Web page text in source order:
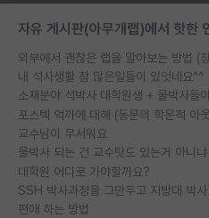
자유 게시판(아무개랩)에서 핫한
외부에서 괜찮은 랩을 알아보는 방법 (
내 석사생활 참 많은일들이 있엇네요^^
소재분야 석박사 대학원생 + 물박사들
교수님이 무서워요
물박사 되는 건 교수탓도 있는거 아니냐
대학원 어디로 가야할까요?
편애 하는 방법